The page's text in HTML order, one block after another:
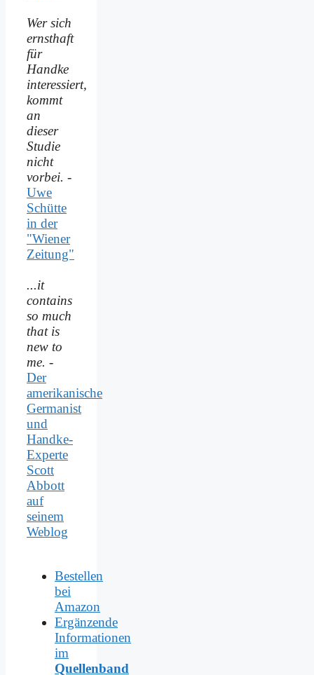
Wer sich
ernsthaft
für
Handke
interessiert,
kommt
an
dieser
Studie
nicht
vorbei. -
Uwe
Schütte
in der
"Wiener
Zeitung"
...it
contains
so much
that is
new to
me. -
Der
amerikanische
Germanist
und
Handke-
Experte
Scott
Abbott
auf
seinem
Weblog
Bestellen
bei
Amazon
Ergänzende
Informationen
im
Quellenband